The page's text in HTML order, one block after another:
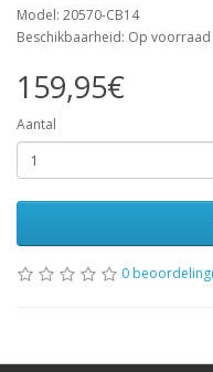
Model: 20570-CB14
Beschikbaarheid: Op voorraad
159,95€
Aantal
0